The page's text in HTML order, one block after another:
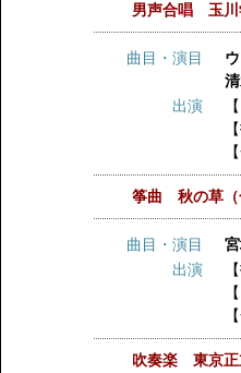
男声合唱 玉川
曲目・演目
出演
筝曲 秋の草（
曲目・演目
出演
吹奏楽 東京正